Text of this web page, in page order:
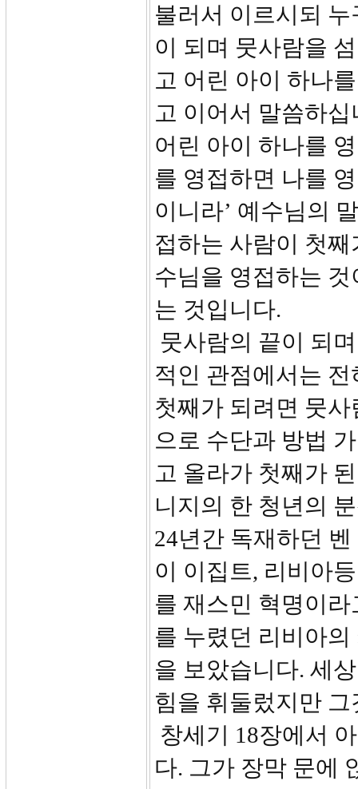
불러서 이르시되
이 되며 뭇사람을
고 어린 아이 하나
고 이어서 말씀하
어린 아이 하나를
를 영접하면 나를
이니라’ 예수님의
접하는 사람이 첫
수님을 영접하는
는 것입니다.
뭇사람의 끝이 되
적인 관점에서는
첫째가 되려면 뭇
으로 수단과 방법
고 올라가 첫째가
니지의 한 청년의
24년간 독재하던
이 이집트, 리비아
를 재스민 혁명이
를 누렸던 리비아
을 보았습니다. 세
힘을 휘둘렀지만
창세기 18장에서
다. 그가 장막 문에